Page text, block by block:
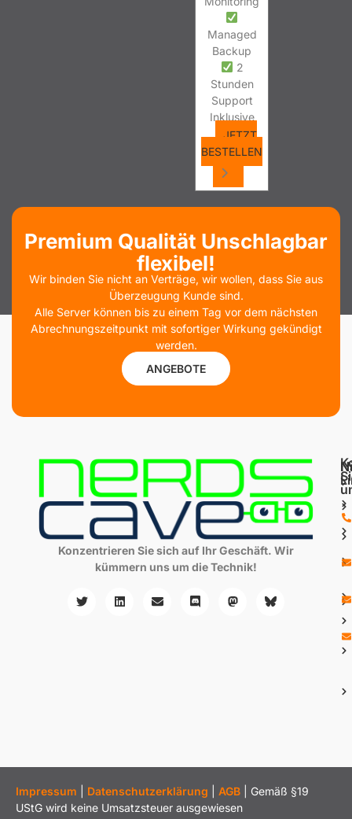
Managed
Backup
2
Stunden
Support
Inklusive
JETZT
BESTELLEN
Premium Qualität Unschlagbar
flexibel!
Wir binden Sie nicht an Verträge, wir wollen, dass Sie aus
Überzeugung Kunde sind.
Alle Server können bis zu einem Tag vor dem nächsten
Abrechnungszeitpunkt mit sofortiger Wirkung gekündigt
werden.
ANGEBOTE
Konzentrieren Sie sich auf Ihr Geschäft. Wir
kümmern uns um die Technik!
Impressum Datenschutzerklärung AGB | Gemäß §19
UStG wird keine Umsatzsteuer ausgewiesen